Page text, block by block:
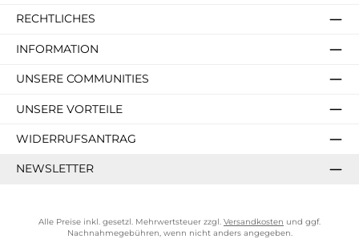
RECHTLICHES
INFORMATION
UNSERE COMMUNITIES
UNSERE VORTEILE
WIDERRUFSANTRAG
NEWSLETTER
Alle Preise inkl. gesetzl. Mehrwertsteuer zzgl. Versandkosten und ggf.
Nachnahmegebühren, wenn nicht anders angegeben.